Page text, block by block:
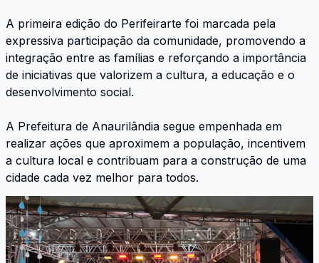
A primeira edição do Perifeirarte foi marcada pela
expressiva participação da comunidade, promovendo a
integração entre as famílias e reforçando a importância
de iniciativas que valorizem a cultura, a educação e o
desenvolvimento social.
A Prefeitura de Anaurilândia segue empenhada em
realizar ações que aproximem a população, incentivem
a cultura local e contribuam para a construção de uma
cidade cada vez melhor para todos.